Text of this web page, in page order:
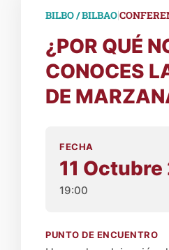
BILBO / BILBAO|
¿POR QUÉ
CONOCES
DE
FECHA
11
19:00
PUNTO DE ENCUENTRO